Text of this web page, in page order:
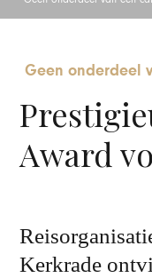
Geen onderdeel
Award
Kerkrade